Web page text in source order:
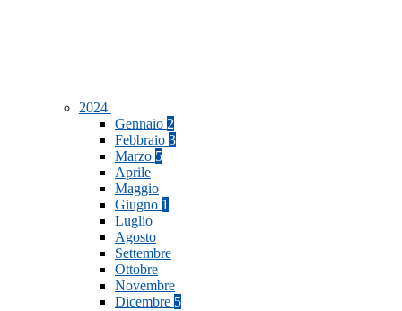
2024
Gennaio 2
Febbraio 3
Marzo 5
Aprile
Maggio
Giugno 1
Luglio
Agosto
Settembre
Ottobre
Novembre
Dicembre 5